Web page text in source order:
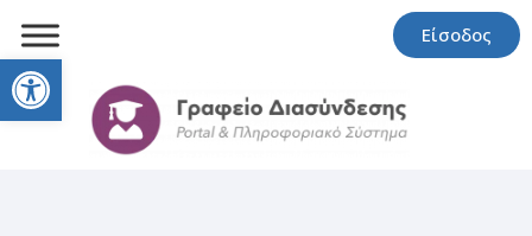
Open toolbar
Είσοδος